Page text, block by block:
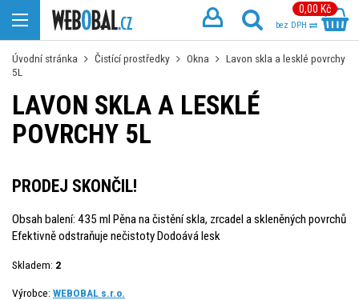
0,00 Kč
bez DPH
Úvodní stránka Čistící prostředky Okna
Lavon skla a lesklé povrchy
5L
LAVON SKLA A LESKLÉ
POVRCHY 5L
PRODEJ SKONČIL!
Obsah balení: 435 ml Pěna na čistění skla, zrcadel a skleněných povrchů
Efektivně odstraňuje nečistoty Dodoává lesk
Skladem: 2
Výrobce: WEBOBAL s.r.o.